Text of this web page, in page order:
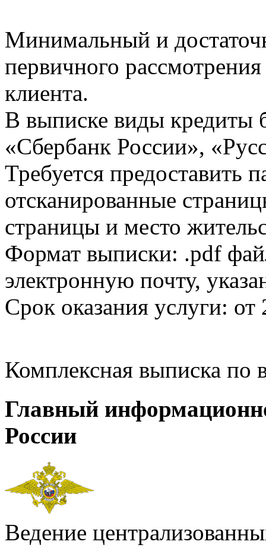
Минимальный и
первичного
клиента.
В выписке виды кредиты
«Сбербанк России»,
Требуется предоставить
отсканированные
страницы и место
Формат выписки: .pdf
электронную почту,
Срок оказания услуги: от
Комплексная выписка
Главный
России
Ведение